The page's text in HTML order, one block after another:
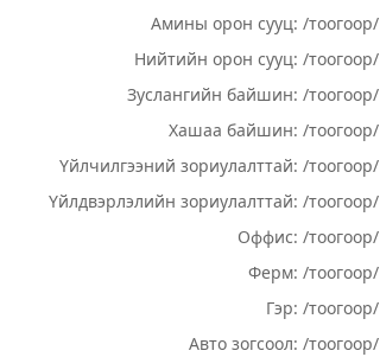
Амины орон сууц: /тоогоор/
Нийтийн орон сууц: /тоогоор/
Зуслангийн байшин: /тоогоор/
Хашаа байшин: /тоогоор/
Үйлчилгээний зориулалттай: /тоогоор/
Үйлдвэрлэлийн зориулалттай: /тоогоор/
Оффис: /тоогоор/
Ферм: /тоогоор/
Гэр: /тоогоор/
Авто зогсоол: /тоогоор/